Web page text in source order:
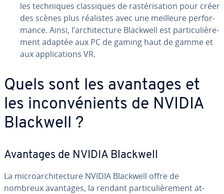
les tech­niques clas­siques de ras­té­ri­sa­tion pour créer
des scènes plus réalistes avec une meilleure per­for­
mance. Ainsi, l’ar­chi­tec­ture Blackwell est par­ti­cu­liè­re­
ment adaptée aux PC de gaming haut de gamme et
aux ap­pli­ca­tions VR.
Quels sont les avantages et
les in­con­vé­nients de NVIDIA
Blackwell ?
Avantages de NVIDIA Blackwell
La mi­croar­chi­tec­ture NVIDIA Blackwell offre de
nombreux avantages, la rendant par­ti­cu­liè­re­ment at­